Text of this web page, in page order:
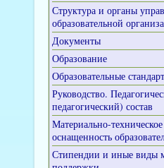
Структура и органы
образовательной
Документы
Образование
Образовательные
Руководство.
педагогический) состав
Материально-
оснащенность
Стипендии и иные виды